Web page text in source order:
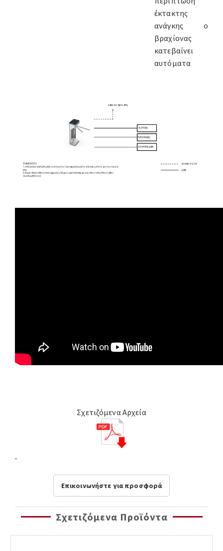
έκτακτης
ανάγκης ο
βραχίονας
κατεβαίνει
αυτόματα
Σχετιζόμενα Αρχεία
Επικοινωνήστε για προσφορά
Σχετιζόμενα Προϊόντα